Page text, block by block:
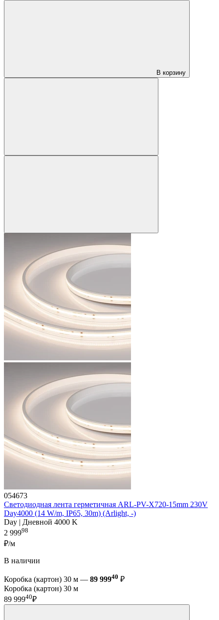
В корзину
054673
Светодиодная лента герметичная ARL-PV-X720-15mm 230V
Day4000 (14 W/m, IP65, 30m) (Arlight, -)
Day | Дневной 4000 K
2 99998
₽/м
В наличии
Коробка (картон) 30 м — 89 99940 ₽
Коробка (картон) 30 м
89 99940₽